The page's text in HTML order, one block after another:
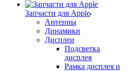
Запчасти для Apple
Антенны
Динамики
Дисплеи
Подсветка
дисплея
Рамка дисплея и